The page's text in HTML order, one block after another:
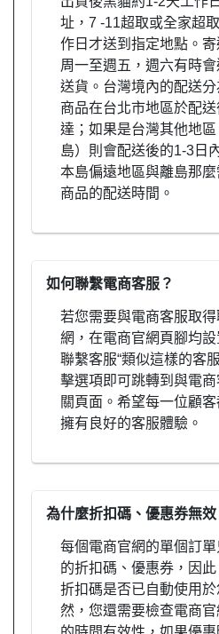
址，7 -11超取或全家超
作日才送到指定地點。
周一至週五，週六有時
送貨。台灣境內的配送分
商品在台北市地區於配
達；如果是台灣其他地
島）則會配送後的1-3日
本島偏遠地區與離島那
商品的配送時間。
如何聯繫電商客服？
若您需要與電商客服取
網，在電商官網頁腳均設
聯繫客服“類似這樣的客
擊選項即可跳轉到與電
關頁面。希望每一位顧
擁有良好的客服體驗。
為什麼折扣碼、優惠券無效
每個電商官網的單個訂
的折扣碼、優惠券，因
折扣碼是否已自動使用
然，您還需要檢查電商